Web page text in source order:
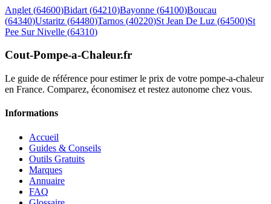
Anglet (64600)Bidart (64210)Bayonne (64100)Boucau
(64340)Ustaritz (64480)Tarnos (40220)St Jean De Luz (64500)St
Pee Sur Nivelle (64310)
Cout-Pompe-a-Chaleur.fr
Le guide de référence pour estimer le prix de votre pompe-a-chaleur
en France. Comparez, économisez et restez autonome chez vous.
Informations
Accueil
Guides & Conseils
Outils Gratuits
Marques
Annuaire
FAQ